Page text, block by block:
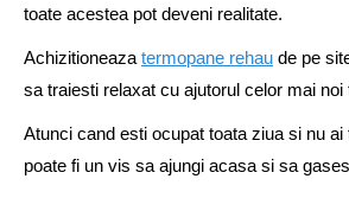
toate acestea pot deveni realitate.
Achizitioneazatermopane rehau de pe
sa traiesti relaxat cu ajutorul celor mai noi
Atunci cand esti ocupat toata ziua si nu ai
poate fi un vis sa ajungi acasa si sa